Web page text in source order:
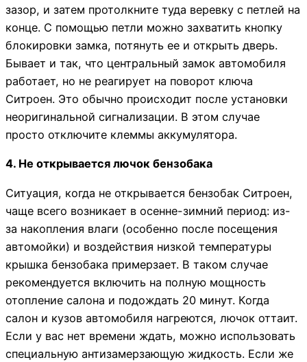
зазор, и затем протолкните туда веревку с петлей на
конце. С помощью петли можно захватить кнопку
блокировки замка, потянуть ее и открыть дверь.
Бывает и так, что центральный замок автомобиля
работает, но не реагирует на поворот ключа
Ситроен. Это обычно происходит после установки
неоригинальной сигнализации. В этом случае
просто отключите клеммы аккумулятора.
4. Не открывается лючок бензобака
Ситуация, когда не открывается бензобак Ситроен,
чаще всего возникает в осенне-зимний период: из-
за накопления влаги (особенно после посещения
автомойки) и воздействия низкой температуры
крышка бензобака примерзает. В таком случае
рекомендуется включить на полную мощность
отопление салона и подождать 20 минут. Когда
салон и кузов автомобиля нагреются, лючок оттаит.
Если у вас нет времени ждать, можно использовать
специальную антизамерзающую жидкость. Если же